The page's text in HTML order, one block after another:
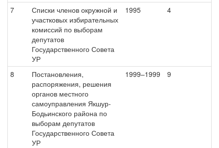
7
Списки членов окружной и
участковых избирательных
комиссий по выборам
депутатов
Государственного Совета
УР
1995 4
8
Постановления,
распоряжения, решения
органов местного
самоуправления Якшур-
Бодьинского района по
выборам депутатов
Государственного Совета
УР
1999–1999 9